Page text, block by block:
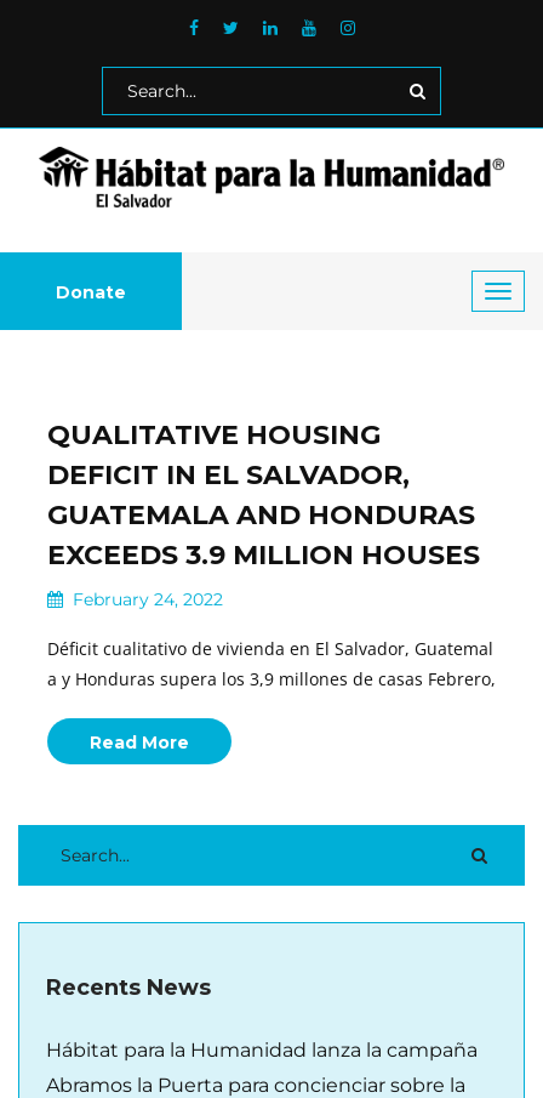
Donate
QUALITATIVE HOUSING
DEFICIT IN EL SALVADOR,
GUATEMALA AND HONDURAS
EXCEEDS 3.9 MILLION HOUSES
February 24, 2022
Déficit cualitativo de vivienda en El Salvador, Guatemal
a y Honduras supera los 3,9 millones de casas Febrero,
Read More
Recents News
Hábitat para la Humanidad lanza la campaña
Abramos la Puerta para concienciar sobre la